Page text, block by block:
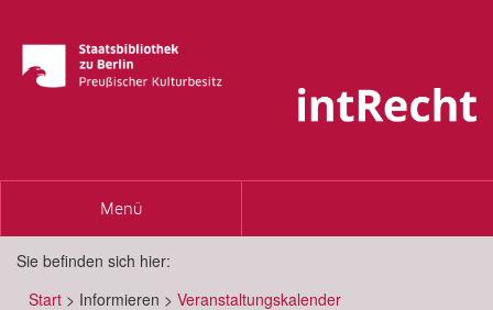
Toggle
Menü
Sie befinden sich hier:
Start > Informieren > Veranstaltungskalender